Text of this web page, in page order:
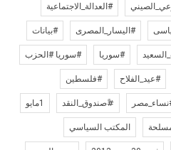
#العدالة_الاجتماعية
#اليسار_المصرى #بيانات
#سوريا #سوريا #الحزب
#عيد_الفلاح #فلسطين
#ًصندوق_النقد 1مايو
المكتب السياسي